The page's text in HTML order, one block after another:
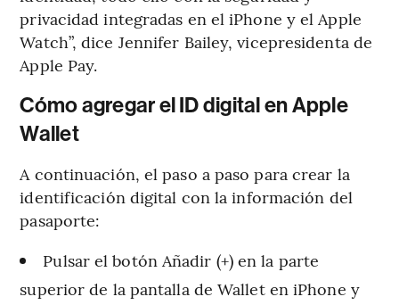
privacidad integradas en el iPhone y el Apple
Watch”, dice Jennifer Bailey, vicepresidenta de
Apple Pay.
Cómo agregar el ID digital en Apple
Wallet
A continuación, el paso a paso para crear la
identificación digital con la información del
pasaporte:
Pulsar el botón Añadir (+) en la parte
superior de la pantalla de Wallet en iPhone y